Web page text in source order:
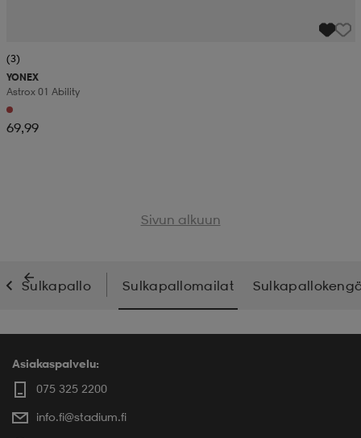
(3)
YONEX
Astrox 01 Ability
69,99
Sivun alkuun
Sulkapallo Sulkapallomailat
Asiakaspalvelu:
075 325 2200
info.fi@stadium.fi